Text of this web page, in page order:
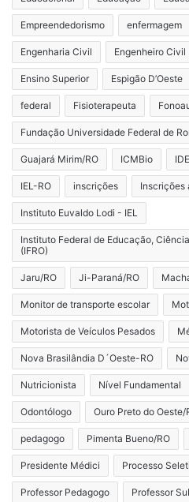
Empreendedorismo enfermagem
Engenharia Civil Engenheiro Civil
Ensino Superior Espigão D’Oeste
federal Fisioterapeuta
Fundação Universidade Federal de
Guajará Mirim/RO ICMBio
IEL-RO inscrições Inscrições
Instituto Euvaldo Lodi - IEL
Instituto Federal de Educação,
(IFRO)
Jaru/RO Ji-Paraná/RO
Monitor de transporte escolar
Motorista de Veículos Pesados
Nova Brasilândia D´Oeste-RO
Nutricionista Nível Fundamental
Odontólogo Ouro Preto do Oeste/
pedagogo Pimenta Bueno/RO
Presidente Médici Processo
Professor Pedagogo Professor